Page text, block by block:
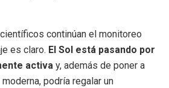
continúan el monitoreo
es claro. El Sol está pasando por
activa y, además de poner a
podría regalar un